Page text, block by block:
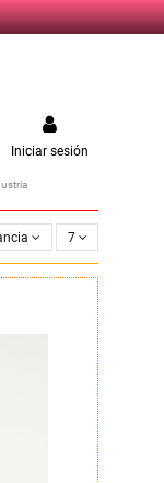
Iniciar sesión
7